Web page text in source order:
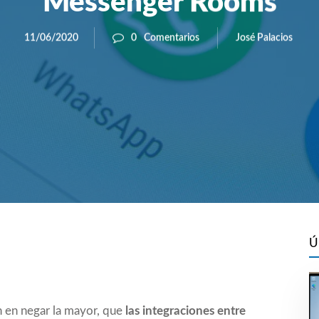
11/06/2020 0 Comentarios José Palacios
en negar la mayor, que las integraciones entre